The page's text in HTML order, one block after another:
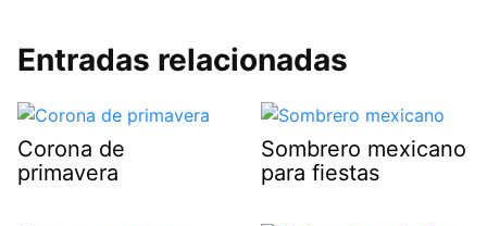
Entradas relacionadas
Corona de
primavera
Sombrero mexicano
para fiestas